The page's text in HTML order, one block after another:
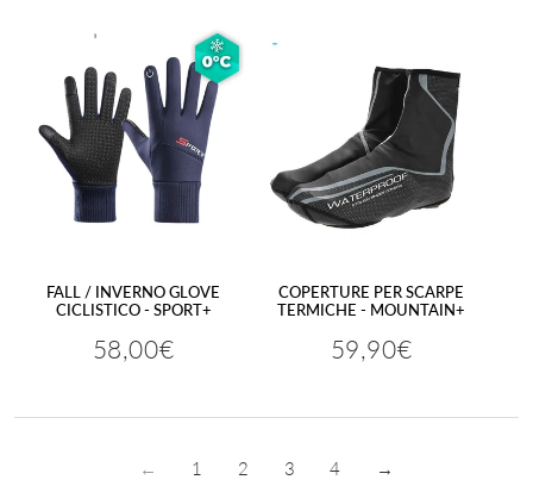
FALL / INVERNO GLOVE
CICLISTICO - SPORT+
Prezzo
58,00€
COPERTURE PER SCARPE
TERMICHE - MOUNTAIN+
Prezzo
59,90€
← 1 2 3 4 →